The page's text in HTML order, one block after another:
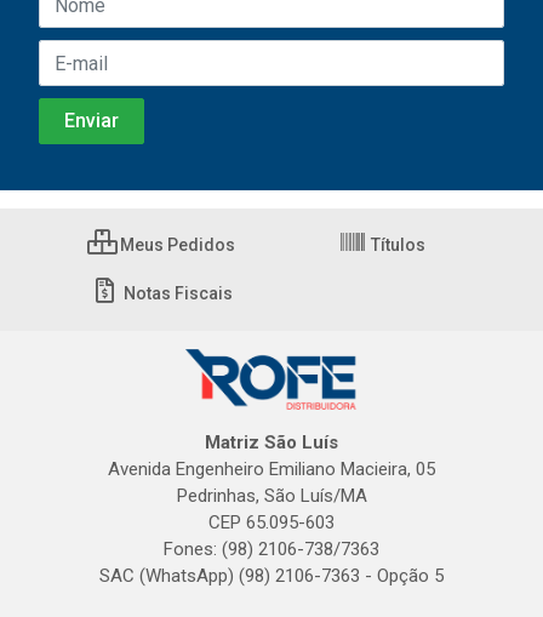
Meus Pedidos Títulos
Notas Fiscais
Matriz São Luís
Avenida Engenheiro Emiliano Macieira, 05
Pedrinhas, São Luís/MA
CEP 65.095-603
Fones: (98) 2106-738/7363
SAC (WhatsApp) (98) 2106-7363 - Opção 5